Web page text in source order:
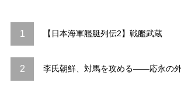
1 【日本海軍艦艇列伝2】戦艦武蔵
2 李氏朝鮮、対馬を攻める――応永の